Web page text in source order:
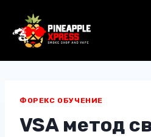
content
ФОРЕКС ОБУЧЕНИЕ
VSA метод